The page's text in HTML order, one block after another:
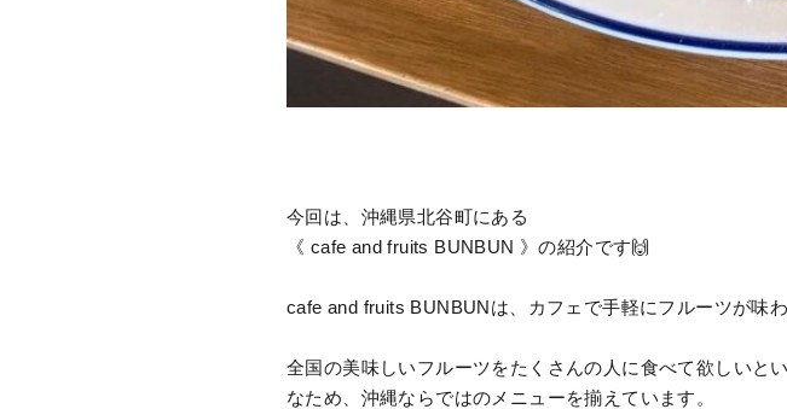
今回は、沖縄県北谷町にある
《 cafe and fruits BUNBUN 》の紹介です🙌
cafe and fruits BUNBUNは、カフェで手軽にフルーツが味わ
全国の美味しいフルーツをたくさんの人に食べて欲しいと
なため、沖縄ならではのメニューを揃えています。